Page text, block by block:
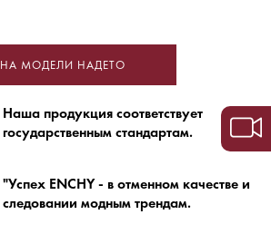
НА МОДЕЛИ НАДЕТО
Наша продукция соответствует
государственным стандартам.
"Успех ENCHY - в отменном качестве и
следовании модным трендам.